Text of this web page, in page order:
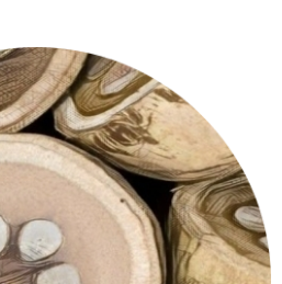
nova
janela)